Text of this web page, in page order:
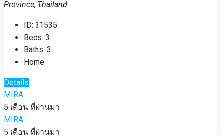
Province, Thailand
ID: 31535
Beds: 3
Baths: 3
Home
Details
MIRA
5 เดือน ที่ผ่านมา
MIRA
5 เดือน ที่ผ่านมา